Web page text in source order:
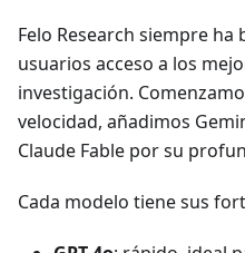
Felo Research siempre
usuarios acceso a los
investigación.
velocidad, añadimos
Claude Fable por su
Cada modelo tiene sus